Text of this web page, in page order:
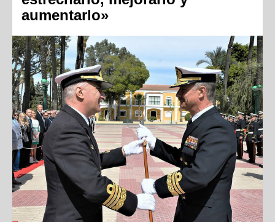
aumentarlo»